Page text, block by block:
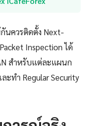
นควรติดตั้ง Next-
Inspection ได้
สำหรับแต่ละแผนก
ะทำ Regular Security